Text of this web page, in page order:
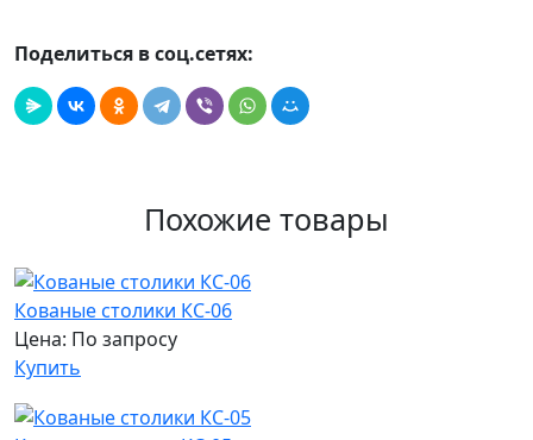
Поделиться в соц.сетях:
Похожие товары
Кованые столики КС-06
Цена: По запросу
Купить